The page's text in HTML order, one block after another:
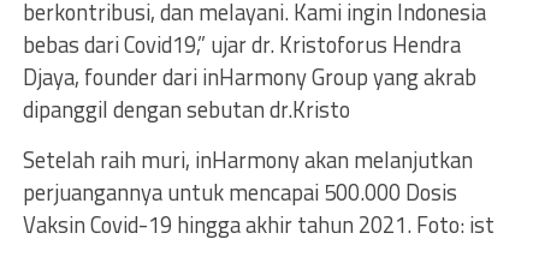
berkontribusi, dan melayani. Kami ingin Indonesia
bebas dari Covid19,” ujar dr. Kristoforus Hendra
Djaya, founder dari inHarmony Group yang akrab
dipanggil dengan sebutan dr.Kristo
Setelah raih muri, inHarmony akan melanjutkan
perjuangannya untuk mencapai 500.000 Dosis
Vaksin Covid-19 hingga akhir tahun 2021. Foto: ist